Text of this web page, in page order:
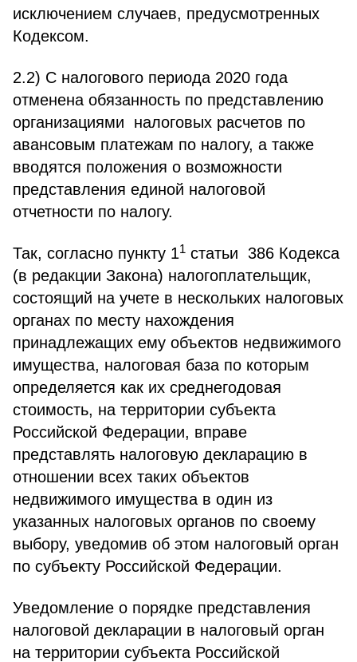
исключением случаев, предусмотренных
Кодексом.
2.2) С налогового периода 2020 года
отменена обязанность по представлению
организациями налоговых расчетов по
авансовым платежам по налогу, а также
вводятся положения о возможности
представления единой налоговой
отчетности по налогу.
Так, согласно пункту 11 статьи 386 Кодекса
(в редакции Закона) налогоплательщик,
состоящий на учете в нескольких налоговых
органах по месту нахождения
принадлежащих ему объектов недвижимого
имущества, налоговая база по которым
определяется как их среднегодовая
стоимость, на территории субъекта
Российской Федерации, вправе
представлять налоговую декларацию в
отношении всех таких объектов
недвижимого имущества в один из
указанных налоговых органов по своему
выбору, уведомив об этом налоговый орган
по субъекту Российской Федерации.
Уведомление о порядке представления
налоговой декларации в налоговый орган
на территории субъекта Российской